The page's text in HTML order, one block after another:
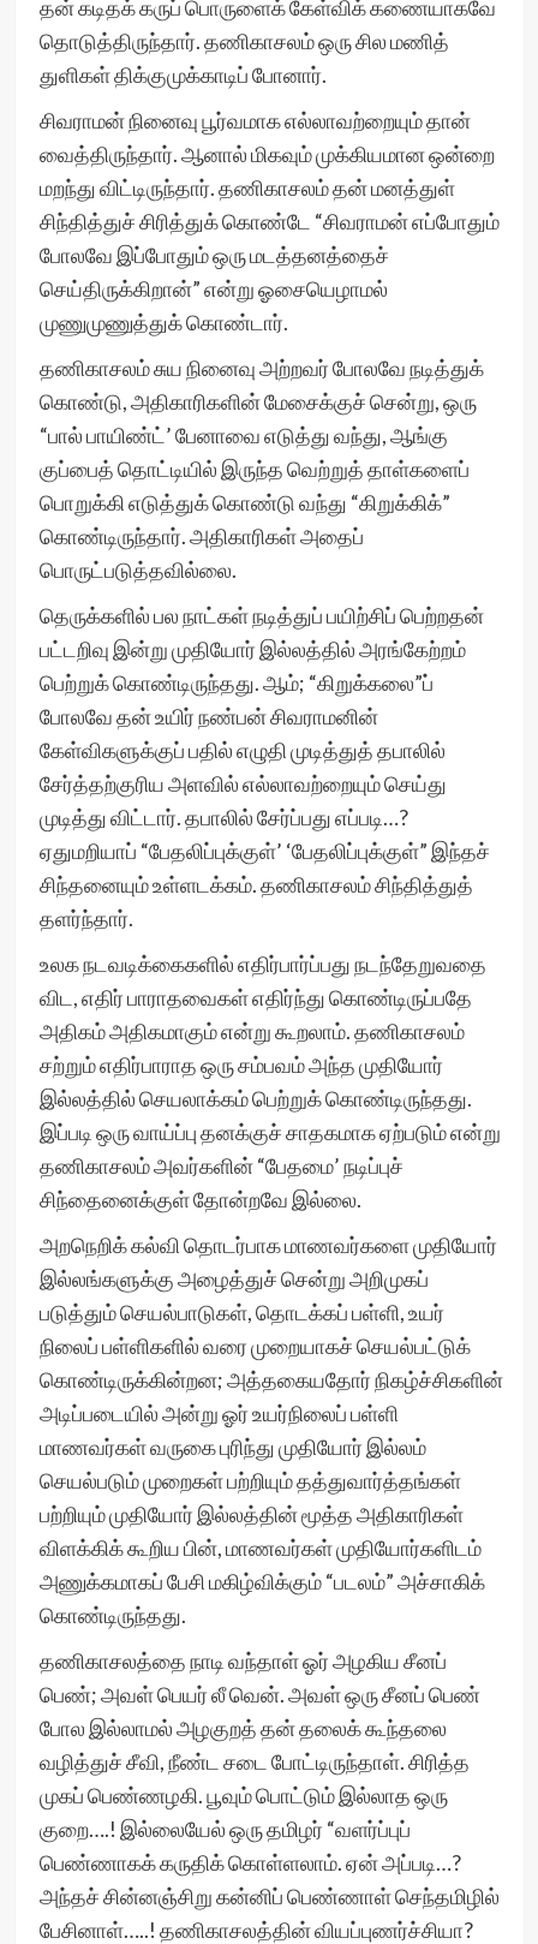
தன் கடிதக் கருப் பொருளைக் கேள்விக் கணையாகவே
தொடுத்திருந்தார். தணிகாசலம் ஒரு சில மணித்
துளிகள் திக்குமுக்காடிப் போனார்.
சிவராமன் நினைவு பூர்வமாக எல்லாவற்றையும் தான்
வைத்திருந்தார். ஆனால் மிகவும் முக்கியமான ஒன்றை
மறந்து விட்டிருந்தார். தணிகாசலம் தன் மனத்துள்
சிந்தித்துச் சிரித்துக் கொண்டே “சிவராமன் எப்போதும்
போலவே இப்போதும் ஒரு மடத்தனத்தைச்
செய்திருக்கிறான்” என்று ஓசையெழாமல்
முணுமுணுத்துக் கொண்டார்.
தணிகாசலம் சுய நினைவு அற்றவர் போலவே நடித்துக்
கொண்டு, அதிகாரிகளின் மேசைக்குச் சென்று, ஒரு
“பால் பாயிண்ட்’ பேனாவை எடுத்து வந்து, ஆங்கு
குப்பைத் தொட்டியில் இருந்த வெற்றுத் தாள்களைப்
பொறுக்கி எடுத்துக் கொண்டு வந்து “கிறுக்கிக்”
கொண்டிருந்தார். அதிகாரிகள் அதைப்
பொருட்படுத்தவில்லை.
தெருக்களில் பல நாட்கள் நடித்துப் பயிற்சிப் பெற்றதன்
பட்டறிவு இன்று முதியோர் இல்லத்தில் அரங்கேற்றம்
பெற்றுக் கொண்டிருந்தது. ஆம்; “கிறுக்கலை”ப்
போலவே தன் உயிர் நண்பன் சிவராமனின்
கேள்விகளுக்குப் பதில் எழுதி முடித்துத் தபாலில்
சேர்த்தற்குரிய அளவில் எல்லாவற்றையும் செய்து
முடித்து விட்டார். தபாலில் சேர்ப்பது எப்படி…?
ஏதுமறியாப் “பேதலிப்புக்குள்’ ‘பேதலிப்புக்குள்” இந்தச்
சிந்தனையும் உள்ளடக்கம். தணிகாசலம் சிந்தித்துத்
தளர்ந்தார்.
உலக நடவடிக்கைகளில் எதிர்பார்ப்பது நடந்தேறுவதை
விட, எதிர் பாராதவைகள் எதிர்ந்து கொண்டிருப்பதே
அதிகம் அதிகமாகும் என்று கூறலாம். தணிகாசலம்
சற்றும் எதிர்பாராத ஒரு சம்பவம் அந்த முதியோர்
இல்லத்தில் செயலாக்கம் பெற்றுக் கொண்டிருந்தது.
இப்படி ஒரு வாய்ப்பு தனக்குச் சாதகமாக ஏற்படும் என்று
தணிகாசலம் அவர்களின் “பேதமை’ நடிப்புச்
சிந்தைனைக்குள் தோன்றவே இல்லை.
அறநெறிக் கல்வி தொடர்பாக மாணவர்களை முதியோர்
இல்லங்களுக்கு அழைத்துச் சென்று அறிமுகப்
படுத்தும் செயல்பாடுகள், தொடக்கப் பள்ளி, உயர்
நிலைப் பள்ளிகளில் வரை முறையாகச் செயல்பட்டுக்
கொண்டிருக்கின்றன; அத்தகையதோர் நிகழ்ச்சிகளின்
அடிப்படையில் அன்று ஓர் உயர்நிலைப் பள்ளி
மாணவர்கள் வருகை புரிந்து முதியோர் இல்லம்
செயல்படும் முறைகள் பற்றியும் தத்துவார்த்தங்கள்
பற்றியும் முதியோர் இல்லத்தின் மூத்த அதிகாரிகள்
விளக்கிக் கூறிய பின், மாணவர்கள் முதியோர்களிடம்
அணுக்கமாகப் பேசி மகிழ்விக்கும் “படலம்” அச்சாகிக்
கொண்டிருந்தது.
தணிகாசலத்தை நாடி வந்தாள் ஓர் அழகிய சீனப்
பெண்; அவள் பெயர் லீ வென். அவள் ஒரு சீனப் பெண்
போல இல்லாமல் அழகுறத் தன் தலைக் கூந்தலை
வழித்துச் சீவி, நீண்ட சடை போட்டிருந்தாள். சிரித்த
முகப் பெண்ணழகி. பூவும் பொட்டும் இல்லாத ஒரு
குறை….! இல்லையேல் ஒரு தமிழர் “வளர்ப்புப்
பெண்ணாகக் கருதிக் கொள்ளலாம். ஏன் அப்படி…?
அந்தச் சின்னஞ்சிறு கன்னிப் பெண்ணாள் செந்தமிழில்
பேசினாள்…..! தணிகாசலத்தின் வியப்புணர்ச்சியா?